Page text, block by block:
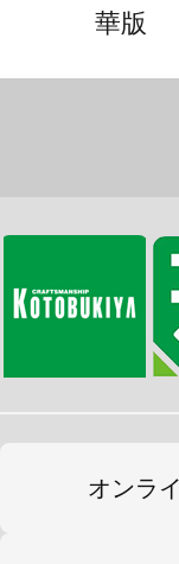
日に当たら
感も丁寧に
夜景のデ
うな雰囲気
額装入り
華版
オンラ